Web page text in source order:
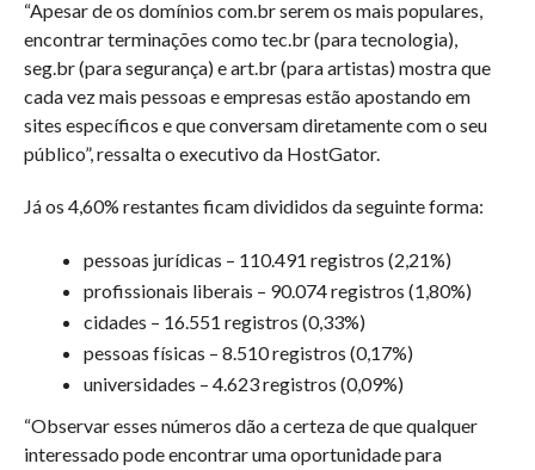
“Apesar de os domínios com.br serem os mais populares,
encontrar terminações como tec.br (para tecnologia),
seg.br (para segurança) e art.br (para artistas) mostra que
cada vez mais pessoas e empresas estão apostando em
sites específicos e que conversam diretamente com o seu
público”, ressalta o executivo da HostGator.
Já os 4,60% restantes ficam divididos da seguinte forma:
pessoas jurídicas – 110.491 registros (2,21%)
profissionais liberais – 90.074 registros (1,80%)
cidades – 16.551 registros (0,33%)
pessoas físicas – 8.510 registros (0,17%)
universidades – 4.623 registros (0,09%)
“Observar esses números dão a certeza de que qualquer
interessado pode encontrar uma oportunidade para